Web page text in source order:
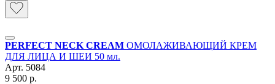
PERFECT NECK CREAM ОМОЛАЖИВАЮЩИЙ КРЕМ
ДЛЯ ЛИЦА И ШЕИ 50 мл.
Арт. 5084
9 500 р.